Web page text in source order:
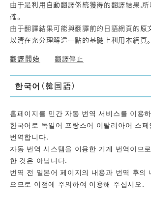
由于是利用自動翻譯係統獲得的翻譯結果,
確。
由于翻譯結果可能與翻譯前的日語網頁的原
以清在充分理解這一點的基礎上利用本網頁。
翻譯開始 翻譯停止
한국어(韓国語)
홈페이지를 민간 자동 번역 서비스를 이용
한국어로 독일어 프랑스어 이탈리아어 스페
번역합니다.
자동 번역 시스템을 이용한 기계 번역이므
한 것은 아닙니다.
번역 전 일본어 페이지의 내용과 번역 후의
으므로 이점에 주의하여 이용해 주십시오.